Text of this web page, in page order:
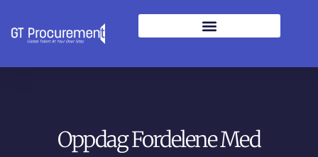
Oppdag Fordelene Med